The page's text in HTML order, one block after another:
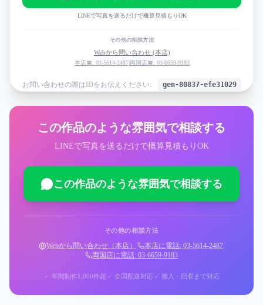
LINEで写真を送るだけで概算見積もりOK
その他の相談方法
Webから問い合わせ (本店)
本店☎: 03-5614-2487|両国店☎: 03-6659-9183
お問い合わせの際はIDをお伝えください: gen-80837-efe31029
この作品のような雰囲気で相談する
LINEで写真を送るだけで概算見積もりOK
この作品のような雰囲気で相談する
その他の相談方法
Webから問い合わせ（本店） 本店に電話: 03-5614-2487
両国店に電話: 03-6659-9183
✓ 年間制作1,000件超 ✓ 全国配送対応 ✓ 搬入・回収まで対応